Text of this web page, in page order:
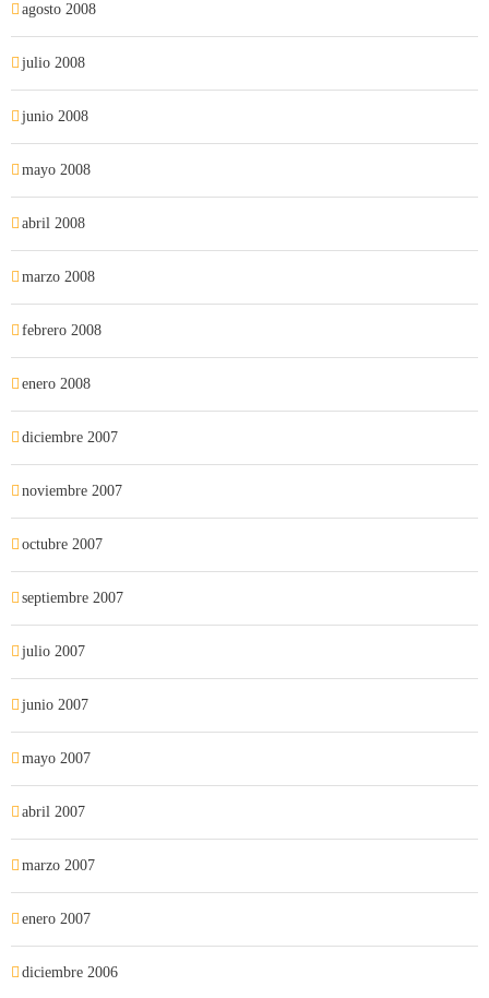
agosto 2008
julio 2008
junio 2008
mayo 2008
abril 2008
marzo 2008
febrero 2008
enero 2008
diciembre 2007
noviembre 2007
octubre 2007
septiembre 2007
julio 2007
junio 2007
mayo 2007
abril 2007
marzo 2007
enero 2007
diciembre 2006